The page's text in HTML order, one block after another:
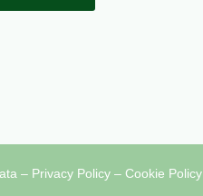
– Privacy Policy – Cookie Policy